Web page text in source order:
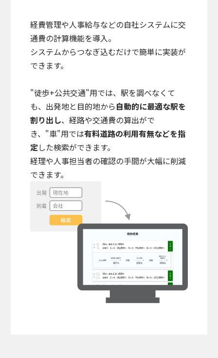
経費管理や人事給与などの自社システムに交
通費の計算機能を導入。
システムからつなぎ込むだけで簡単に実装が
できます。
"徒歩+公共交通"用では、駅を調べなくて
も、出発地と目的地から自動的に最適な駅を
割り出し、経路や交通費の算出がで
き、"車"用では有料道路の利用有無などを指
定した検索ができます。
経理や人事担当者の確認の手間が大幅に削減
できます。